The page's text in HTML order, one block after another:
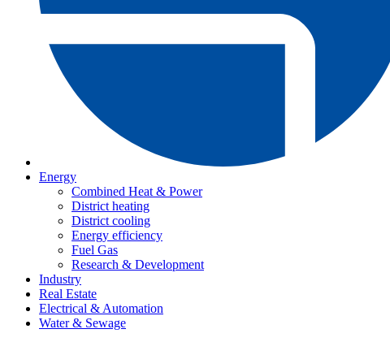
Energy
Combined Heat & Power
District heating
District cooling
Energy efficiency
Fuel Gas
Research & Development
Industry
Real Estate
Electrical & Automation
Water & Sewage